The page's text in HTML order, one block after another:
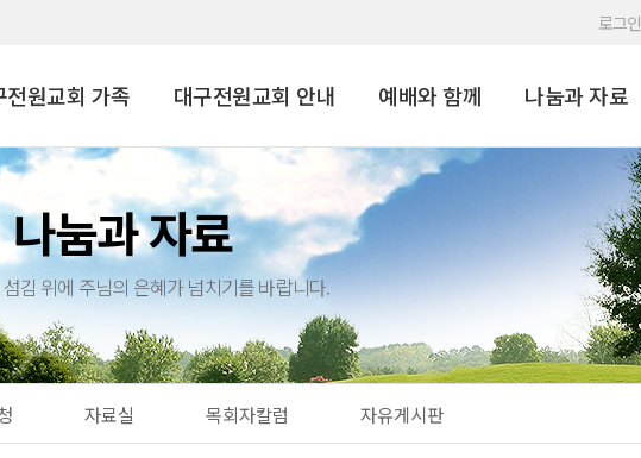
로그인
전원교회 가족 대구전원교회 안내 예배와 함께 나눔과 자료
나눔과 자료
김 위에 주님의 은혜가 넘치기를 바랍니다.
자료실 목회자칼럼 자유게시판